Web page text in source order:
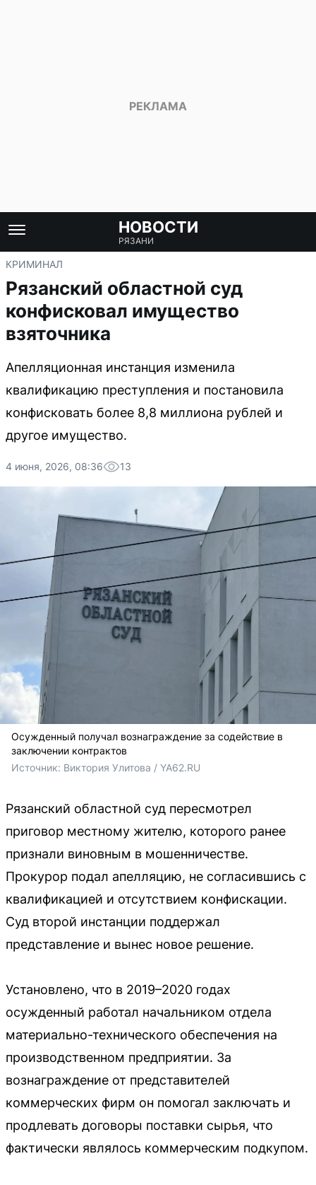
НОВОСТИ
РЯЗАНИ
КРИМИНАЛ
Рязанский областной суд
конфисковал имущество
взяточника
Апелляционная инстанция изменила
квалификацию преступления и постановила
конфисковать более 8,8 миллиона рублей и
другое имущество.
4 июня, 2026, 08:36 13
Осужденный получал вознаграждение за содействие в
заключении контрактов
Источник: Виктория Улитова / YA62.RU
Рязанский областной суд пересмотрел
приговор местному жителю, которого ранее
признали виновным в мошенничестве.
Прокурор подал апелляцию, не согласившись с
квалификацией и отсутствием конфискации.
Суд второй инстанции поддержал
представление и вынес новое решение.
Установлено, что в 2019–2020 годах
осужденный работал начальником отдела
материально-технического обеспечения на
производственном предприятии. За
вознаграждение от представителей
коммерческих фирм он помогал заключать и
продлевать договоры поставки сырья, что
фактически являлось коммерческим подкупом.